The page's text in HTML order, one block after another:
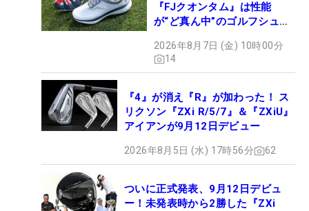
『FJクオンタム』は性能
が“ど真ん中”のゴルフシュー
2026年8月7日 (金) 10時00分
14
『4』が消え『R』が加わった！ ス
リクソン『ZXi R/5/7』＆『ZXiU』
アイアンが9月12日デビュー
2026年8月5日 (水) 17時56分 62
ついに正式発表、9月12日デビュ
ー！未発表時から2勝した『ZXi